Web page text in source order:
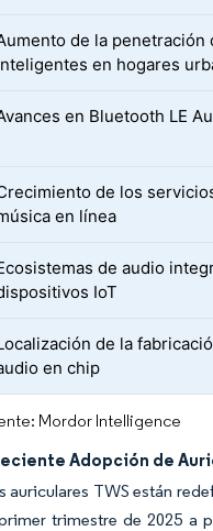
de la penetración
en hogares
en Bluetooth LE
de los
en línea
de audio
IoT
de la
en chip
Mordor Intelligence
Adopción de
auriculares TWS están
trimestre de 2025 a